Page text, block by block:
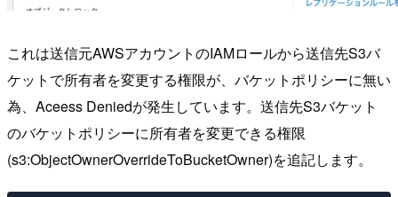
これは送信元AWSアカウントのIAMロールから送信先S3バ
ケットで所有者を変更する権限が、バケットポリシーに無い
為、Aceess Deniedが発生しています。送信先S3バケット
のバケットポリシーに所有者を変更できる権限
(s3:ObjectOwnerOverrideToBucketOwner)を追記します。